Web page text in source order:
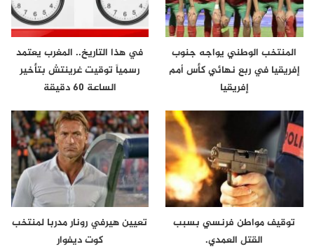
المنتخب الوطني يواجه جنوب
إفريقيا في ربع نهائي كأس أمم
إفريقيا
في هذا التاريخ.. المغرب يعتمد
رسمياً توقيت غرينتش بتأخير
الساعة 60 دقيقة
توقيف مواطن فرنسي بسبب
القتل العمدي.
تعيين هيرفي رونار مدربا لمنتخب
كوت ديفوار